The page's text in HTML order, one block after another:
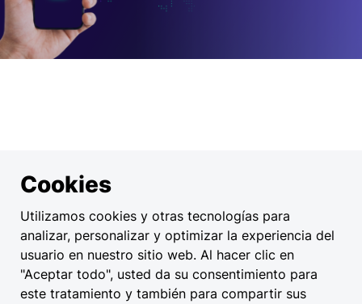
Charging.
Usted elige la cantidad y el importe, nosotros nos
encargamos del resto.
Solicitar vales
Cookies
Utilizamos cookies y otras tecnologías para
analizar, personalizar y optimizar la experiencia del
usuario en nuestro sitio web. Al hacer clic en
"Aceptar todo", usted da su consentimiento para
este tratamiento y también para compartir sus